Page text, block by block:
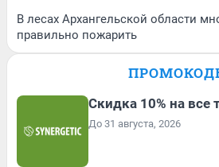
В лесах Архангельской области
правильно пожарить
Скидка 10% на все
До 31 августа, 2026